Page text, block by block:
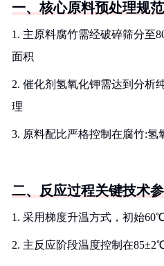
一、核心原料预处理规范
1. 主原料腐竹需经破碎筛分至
面积
2. 催化剂氢氧化钾需达到分析
理
3. 原料配比严格控制在腐竹:氢
二、反应过程关键技术
1. 采用梯度升温方式，初始
2. 主反应阶段温度控制在